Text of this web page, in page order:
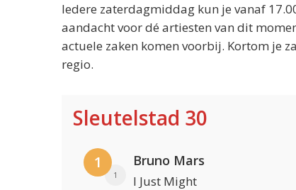
Iedere zaterdagmiddag kun je vanaf
aandacht voor dé artiesten van dit
actuele zaken komen voorbij. Kortom je
regio.
Sleutelstad 30
1
1
Bruno Mars
I Just Might